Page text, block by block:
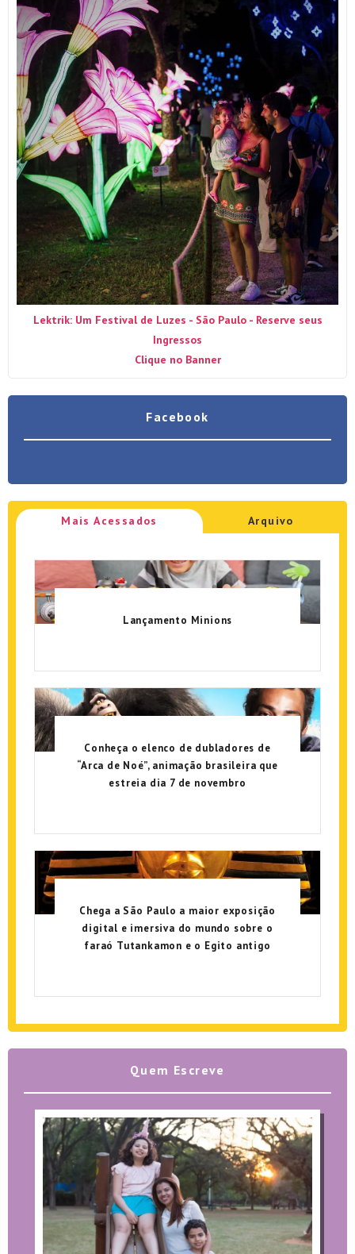
Lektrik: Um Festival de Luzes - São Paulo - Reserve seus
Ingressos
Clique no Banner
Facebook
Mais Acessados Arquivo
Lançamento Minions
Conheça o elenco de dubladores de
“Arca de Noé”, animação brasileira que
estreia dia 7 de novembro
Chega a São Paulo a maior exposição
digital e imersiva do mundo sobre o
faraó Tutankamon e o Egito antigo
Quem Escreve